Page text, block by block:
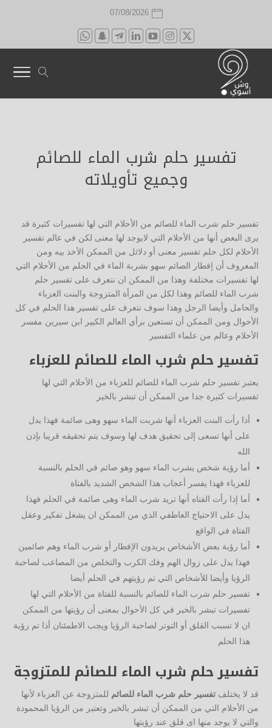
07/08/2026
تفسير حلم شرب الماء للصائم
وجميع تأويلاته
تفسير حلم شرب الماء للصائم من الأحلام التي لها تفسيرات كثيرة قد
يرى البعض أنها من الأحلام التي لايوجد لها معنى لكن في عالم تفسير
الأحلام لكل حلم تفسير معنى أو دلائل من الممكن الأخذ بيه ومن
المعروف أن إفطار الصائم سهو بشربة الماء في الحلم من الأحلام التي
لها تفسيرات مختلفة وهذا من الممكن ان نتعرف على تفسير حلم
شرب الماء للصائم وهذا لكل من المرأة المتزوجة والبنت العزباء
والحامل وأيضا الرجل وهذا سوف نتعرف على تفسير هذا الحلم في كل
الأحوال ومن الممكن أن تستعين برأي العالم الكبير ابن سيرين مفسر
الأحلام وعالم من علماء التفسير
تفسير حلم شرب الماء للصائم للعزباء
يعتبر تفسير حلم شرب الماء للصائم للعزباء من الأحلام التي لها
تفسيرات كثيرة جدا من الممكن أن تبشر بالخير
أذا رأت البنت العزباء أنها شربت الماء سهو وهى صائمة فهذا يدل
على أنها تسعى إلى تحقيق هدف لها وسوف يتم تحقيقه قريبا بإذن
الله
أما رؤية شخص يشرب الماء سهو وهو صائم في الحلم بالنسبة
للعزباء فهذا يفسر أعجاب هذا الشخص الشديد بالفتاة
أما إذا رأت الفتاه أنها تريد شرب الماء وهى صائمة في الحلم فهذا
يدل على الاحتياج العاطفي الذي من الممكن ان يشغل تفكير وعقل
الفتاة في الواقع
أما رؤية بعض الأشخاص يريدون الإفطار أو شرب الماء وهم صائمين
فهذا يدل على زوال الهم وفك الكرب والتخلص من المصاعب لصاحبة
الرؤيا وأيضا للأشخاص التي تم رؤيتهم في الحلم أيضا
تفسير حلم شرب الماء للصائم بالنسبة للفتاة من الأحلام التي لها
تفسيرات تبشر بالخير في كل الأحوال بمعنى أن رؤيتها من الممكن
ان لا تسبب القلق أو التوتر لصاحبة الرؤيا ويجب الاطمئنان أذا تم رؤية
هذا الحلم
تفسير حلم شرب الماء للصائم للمتزوجة
قد لا يختلف تفسير حلم شرب الماء للصائم للمتزوجة عن العزباء لأنها
من الأحلام التي من الممكن أن تبشر بالخير وتعتبر من الرؤيا المحمودة
والتي لا يوجد منها اى قلق عند رؤيتها